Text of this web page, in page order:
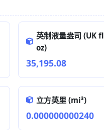
英制液量盎司 (UK fl
oz)
35,195.08
立方英里 (mi³)
0.000000000240